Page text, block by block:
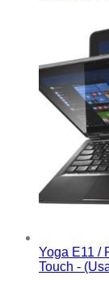
Yoga E11 /
Touch -